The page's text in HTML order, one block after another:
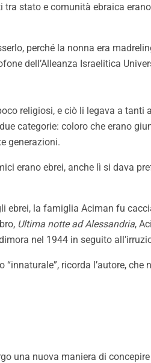
stato e comunità ebraica
perché la nonna era
dell’Alleanza Israelitica
religiosi, e ciò li legava a tanti
due categorie: coloro che erano
generazioni.
erano ebrei, anche lì si dava
ebrei, la famiglia Aciman fu
Ultima notte ad Alessandria,
nel 1944 in seguito
ricorda l’autore, che
una nuova maniera di